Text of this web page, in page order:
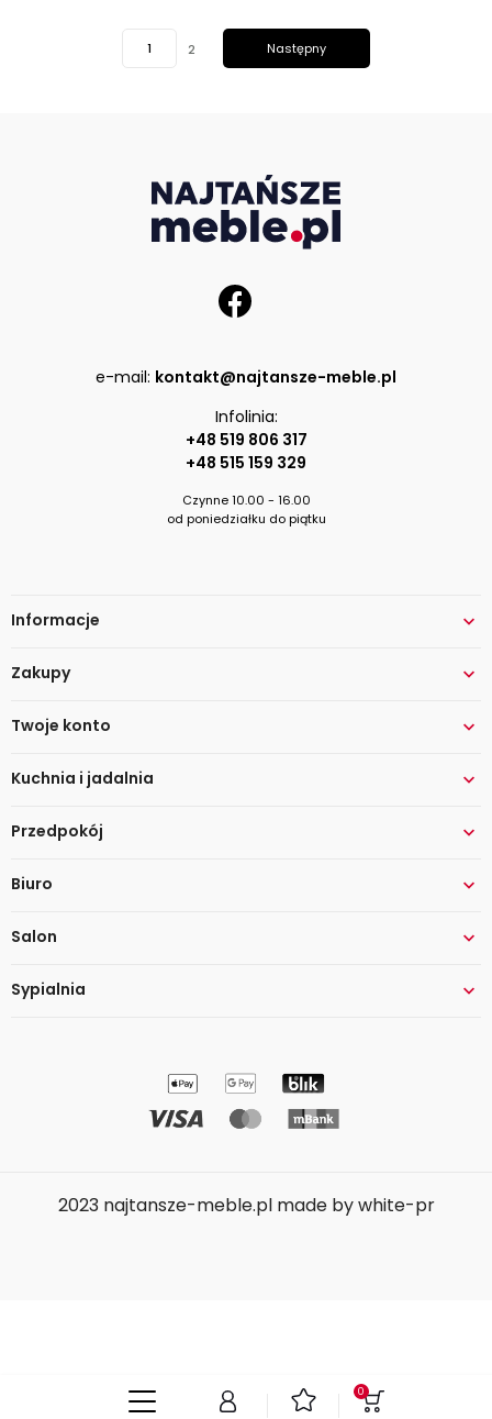
1 2 Następny
e-mail: kontakt@najtansze-meble.pl
Infolinia:
+48 519 806 317
+48 515 159 329
Czynne 10.00 - 16.00
od poniedziałku do piątku
Informacje 
Zakupy 
Twoje konto 
Kuchnia i jadalnia 
Przedpokój 
Biuro 
Salon 
Sypialnia 
2023 najtansze-meble.pl made by white-pr
0